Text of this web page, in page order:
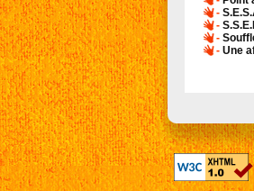
-
-
-
- Une